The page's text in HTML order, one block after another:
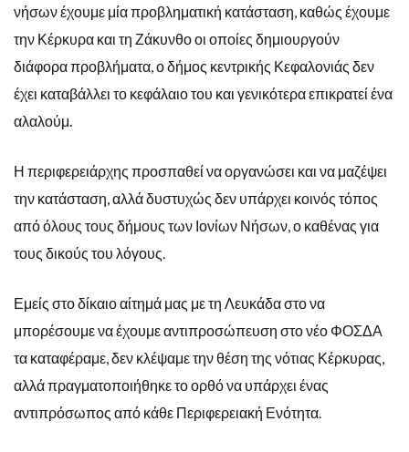
νήσων έχουμε μία προβληματική κατάσταση, καθώς έχουμε
την Κέρκυρα και τη Ζάκυνθο οι οποίες δημιουργούν
διάφορα προβλήματα, ο δήμος κεντρικής Κεφαλονιάς δεν
έχει καταβάλλει το κεφάλαιο του και γενικότερα επικρατεί ένα
αλαλούμ.
Η περιφερειάρχης προσπαθεί να οργανώσει και να μαζέψει
την κατάσταση, αλλά δυστυχώς δεν υπάρχει κοινός τόπος
από όλους τους δήμους των Ιονίων Νήσων, ο καθένας για
τους δικούς του λόγους.
Εμείς στο δίκαιο αίτημά μας με τη Λευκάδα στο να
μπορέσουμε να έχουμε αντιπροσώπευση στο νέο ΦΟΣΔΑ
τα καταφέραμε, δεν κλέψαμε την θέση της νότιας Κέρκυρας,
αλλά πραγματοποιήθηκε το ορθό να υπάρχει ένας
αντιπρόσωπος από κάθε Περιφερειακή Ενότητα.